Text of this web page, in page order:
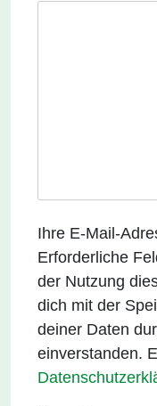
Ihre E-Mail-
Erforderliche
der Nutzung
dich mit der
deiner Daten
einverstanden.